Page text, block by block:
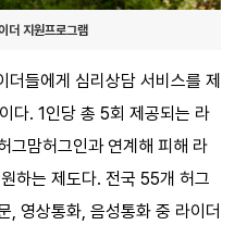
더 지원프로그램
더들에게 심리상담 서비스를 제
다. 1인당 총 5회 제공되는 라
그맘허그인과 연계해 피해 라
하는 제도다. 전국 55개 허그
, 영상통화, 음성통화 중 라이더